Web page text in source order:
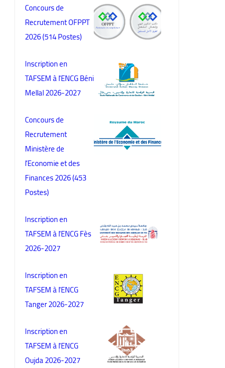
Concours de
Recrutement OFPPT
2026 (514 Postes)
Inscription en
TAFSEM à l'ENCG Béni
Mellal 2026-2027
Concours de
Recrutement
Ministère de
l’Economie et des
Finances 2026 (453
Postes)
Inscription en
TAFSEM à l'ENCG Fès
2026-2027
Inscription en
TAFSEM à l'ENCG
Tanger 2026-2027
Inscription en
TAFSEM à l'ENCG
Oujda 2026-2027